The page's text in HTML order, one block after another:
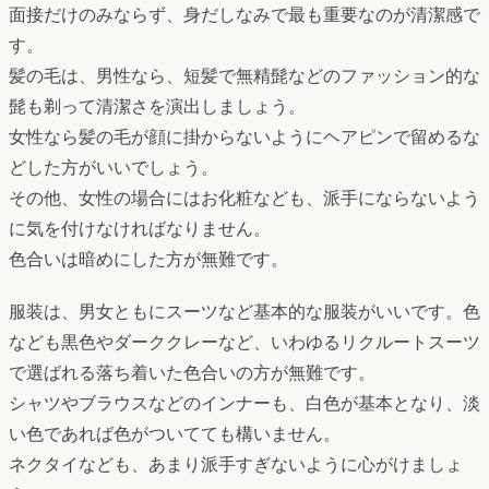
面接だけのみならず、身だしなみで最も重要なのが清潔感で
す。
髪の毛は、男性なら、短髪で無精髭などのファッション的な
髭も剃って清潔さを演出しましょう。
女性なら髪の毛が顔に掛からないようにヘアピンで留めるな
どした方がいいでしょう。
その他、女性の場合にはお化粧なども、派手にならないよう
に気を付けなければなりません。
色合いは暗めにした方が無難です。
服装は、男女ともにスーツなど基本的な服装がいいです。色
なども黒色やダーククレーなど、いわゆるリクルートスーツ
で選ばれる落ち着いた色合いの方が無難です。
シャツやブラウスなどのインナーも、白色が基本となり、淡
い色であれば色がついてても構いません。
ネクタイなども、あまり派手すぎないように心がけましょ